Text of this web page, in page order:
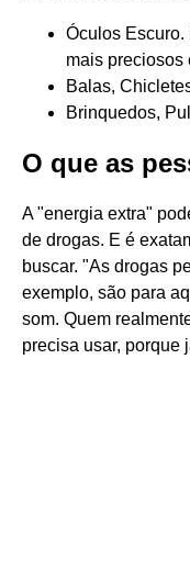
Óculos Escuro.
mais preciosos
Balas,
Brinquedos,
O que as
A "energia extra"
de drogas. E é
buscar. "As drogas
exemplo, são para
som. Quem
precisa usar, porque